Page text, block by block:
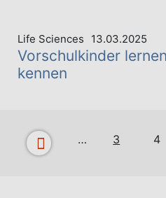
Life Sciences 13.03.2025
Vorschulkinder
kennen
… 3 4